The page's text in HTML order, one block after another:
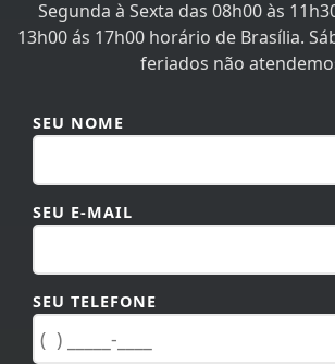
SEU E-MAIL
SEU TELEFONE
MENSAGEM